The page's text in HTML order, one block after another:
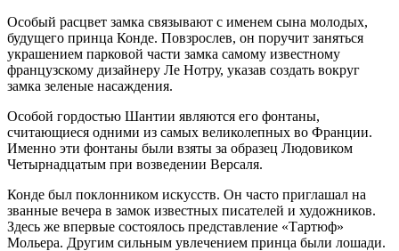
Особый расцвет замка cвязывают с именем сына молодых,
будущего принца Конде. Повзрослев, он поручит заняться
украшением парковой части замка самому известному
французскому дизайнеру Ле Нотру, указав создать вокруг
замка зеленые насаждения.
Особой гордостью Шантии являются его фонтаны,
считающиеся одними из самых великолепных во Франции.
Именно эти фонтаны были взяты за образец Людовиком
Четырнадцатым при возведении Версаля.
Конде был поклонником искусств. Он часто приглашал на
званные вечера в замок известных писателей и художников.
Здесь же впервые состоялось представление «Тартюф»
Мольера. Другим сильным увлечением принца были лошади.